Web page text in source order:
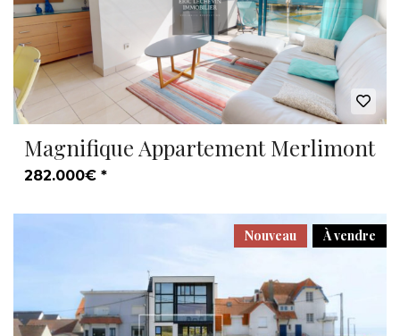
Magnifique Appartement Merlimont
282.000€ *
À vendre
Nouveau